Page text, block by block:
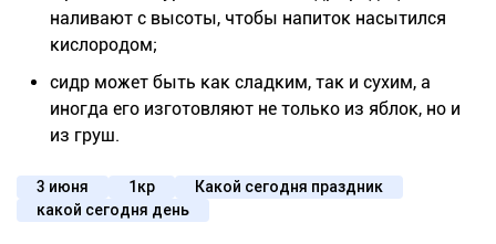
наливают с высоты, чтобы напиток насытился
кислородом;
сидр может быть как сладким, так и сухим, а
иногда его изготовляют не только из яблок, но и
из груш.
3 июня 1кр
Какой сегодня праздник
какой сегодня день